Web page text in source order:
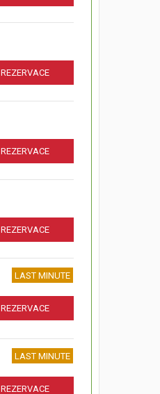
REZERVACE
REZERVACE
REZERVACE
LAST MINUTE
REZERVACE
LAST MINUTE
REZERVACE